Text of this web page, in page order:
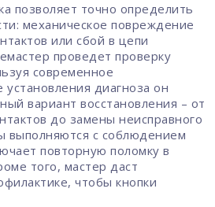
позволяет точно определить
механическое повреждение
или сбой в цепи
проведет проверку
современное
диагноза он
вариант восстановления – от
до замены неисправного
выполняются с соблюдением
повторную поломку в
того, мастер даст
чтобы кнопки